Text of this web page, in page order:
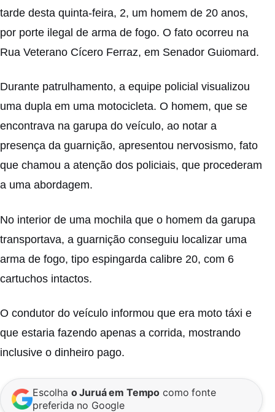
tarde desta quinta-feira, 2, um homem de 20 anos,
por porte ilegal de arma de fogo. O fato ocorreu na
Rua Veterano Cícero Ferraz, em Senador Guiomard.
Durante patrulhamento, a equipe policial visualizou
uma dupla em uma motocicleta. O homem, que se
encontrava na garupa do veículo, ao notar a
presença da guarnição, apresentou nervosismo, fato
que chamou a atenção dos policiais, que procederam
a uma abordagem.
No interior de uma mochila que o homem da garupa
transportava, a guarnição conseguiu localizar uma
arma de fogo, tipo espingarda calibre 20, com 6
cartuchos intactos.
O condutor do veículo informou que era moto táxi e
que estaria fazendo apenas a corrida, mostrando
inclusive o dinheiro pago.
Escolha o Juruá em Tempo como fonte
preferida no Google